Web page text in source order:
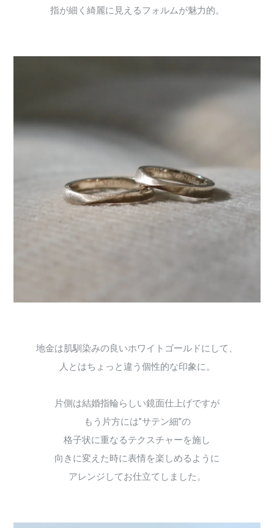
指が細く綺麗に見えるフォルムが魅力的。
地金は肌馴染みの良いホワイトゴールドにして、
人とはちょっと違う個性的な印象に。
片側は結婚指輪らしい鏡面仕上げですが
もう片方には”サテン細”の
格子状に重なるテクスチャーを施し
向きに変えた時に表情を楽しめるように
アレンジしてお仕立てしました。